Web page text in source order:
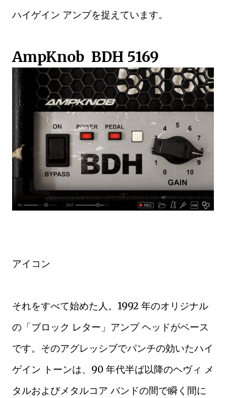
ハイゲイン アンプを捉えています。
AmpKnob BDH 5169
アイコン
それをすべて始めた人。1992 年のオリジナル
の「ブロック レター」アンプ ヘッドがベース
です。そのアグレッシブでパンチの効いたハイ
ゲイン トーンは、90 年代半ば以降のヘヴィ メ
タルおよびメタルコア バンドの間で瞬く間に